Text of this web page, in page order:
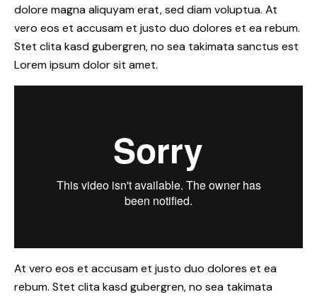
dolore magna aliquyam erat, sed diam voluptua. At
vero eos et accusam et justo duo dolores et ea rebum.
Stet clita kasd gubergren, no sea takimata sanctus est
Lorem ipsum dolor sit amet.
At vero eos et accusam et justo duo dolores et ea
rebum. Stet clita kasd gubergren, no sea takimata